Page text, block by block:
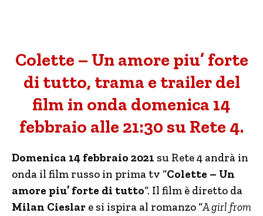
Colette – Un amore piu’ forte
di tutto, trama e trailer del
film in onda domenica 14
febbraio alle 21:30 su Rete 4.
Domenica 14 febbraio 2021 su Rete 4 andrà in
onda il film russo in prima tv “Colette – Un
amore piu’ forte di tutto“. Il film è diretto da
Milan Cieslar e si ispira al romanzo “A girl from